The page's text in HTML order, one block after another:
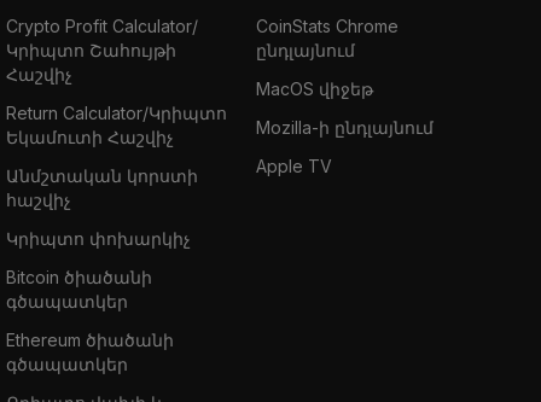
Crypto Profit Calculator/
Կրիպտո Շահույթի
Հաշվիչ
Return Calculator/Կրիպտո
Եկամուտի Հաշվիչ
Անմշտական կորստի
հաշվիչ
Կրիպտո փոխարկիչ
Bitcoin ծիածանի
գծապատկեր
Ethereum ծիածանի
գծապատկեր
CoinStats Chrome
ընդլայնում
MacOS վիջեթ
Mozilla-ի ընդլայնում
Apple TV